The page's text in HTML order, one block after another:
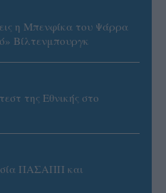
η Μπενφίκα του Ψάρρα
Βίλτενμπουργκ
της Εθνικής στο
ΠΑΣΑΠΠ και